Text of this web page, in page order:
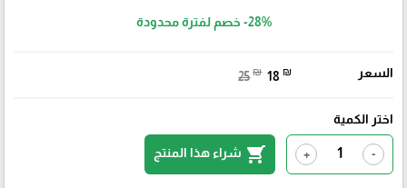
-28% خصم لفترة محدودة
السعر 25 ₪ 18 ₪
اختر الكمية
-
+
shopping_cart شراء هذا المنتج